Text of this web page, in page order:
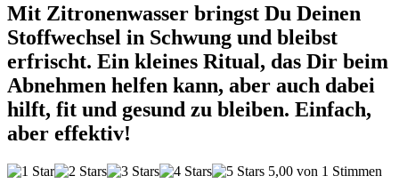
Mit Zitronenwasser bringst Du Deinen
Stoffwechsel in Schwung und bleibst
erfrischt. Ein kleines Ritual, das Dir beim
Abnehmen helfen kann, aber auch dabei
hilft, fit und gesund zu bleiben. Einfach,
aber effektiv!
5,00 von 1 Stimmen